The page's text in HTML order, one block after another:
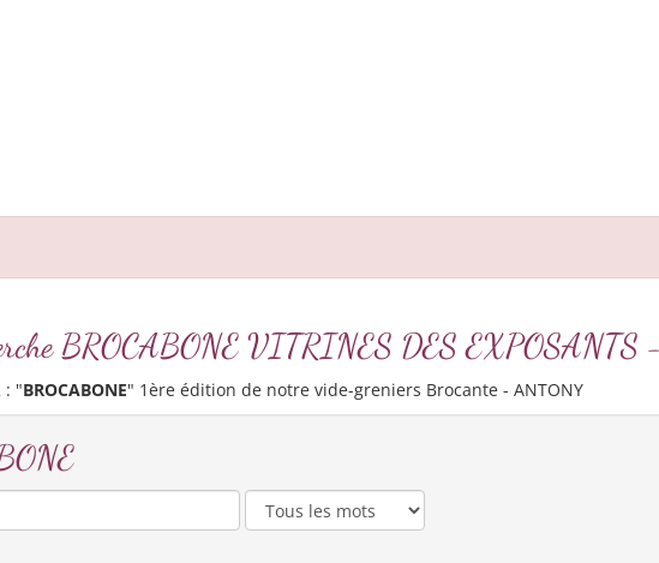
BROCABONE VITRINES DES EXPOSANTS
: "BROCABONE" 1ère édition de notre vide-greniers Brocante - ANTONY